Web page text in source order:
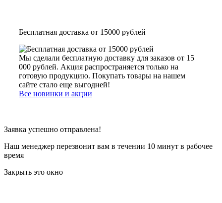
Бесплатная доставка от 15000 рублей
Мы сделали бесплатную доставку для заказов от 15
000 рублей. Акция распространяется только на
готовую продукцию. Покупать товары на нашем
сайте стало еще выгодней!
Все новинки и акции
Заявка успешно отправлена!
Наш менеджер перезвонит вам в течении 10 минут в рабочее
время
Закрыть это окно